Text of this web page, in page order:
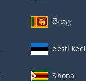
සිංහල
eesti keel
Shona